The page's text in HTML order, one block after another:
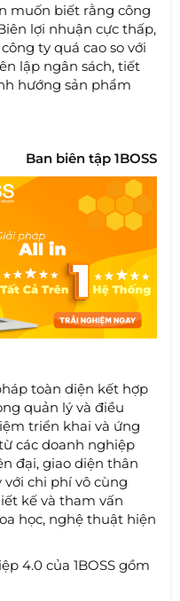
muốn biết rằng công
lợi nhuận cực thấp,
ty quá cao so với
lập ngân sách, tiết
hướng sản phẩm
Ban biên tập 1BOSS
toàn diện kết hợp
quản lý và điều
triển khai và ứng
các doanh nghiệp
đại, giao diện thân
chi phí vô cùng
kế và tham vấn
học, nghệ thuật hiện
4.0 của 1BOSS gồm